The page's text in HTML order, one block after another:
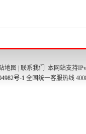
地图 联系我们
本网站支持
号-1 全国统一客服热线